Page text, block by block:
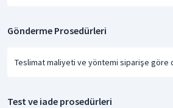
Gönderme Prosedürleri
Teslimat maliyeti ve yöntemi siparişe göre
Test ve iade prosedürleri